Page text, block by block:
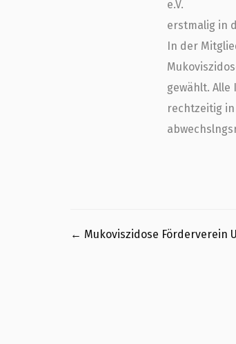
e.V.
erstmalig in
In der
gewählt.
rechtzeitig
← Mukoviszidose Förderverein